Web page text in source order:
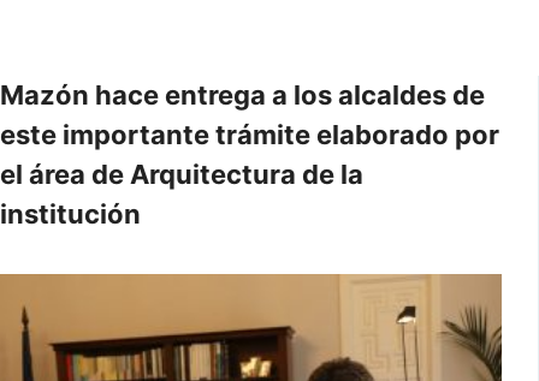
Mazón hace entrega a los alcaldes de
este importante trámite elaborado por
el área de Arquitectura de la
institución